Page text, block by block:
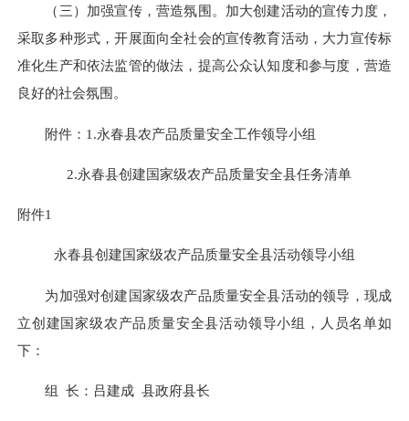
（三）加强宣传，营造氛围。加大创建活动的宣传力度，
采取多种形式，开展面向全社会的宣传教育活动， 大力宣传标
准化生产和依法监管的做法，提高公众认知度和参与度，营造
良好的社会氛围。
附件： 1.永春县农产品质量安全工作领导小组
2.永春县创建国家级农产品质量安全县任务清单
附件1
永春县创建国家级农产品质量安全县活动领导小组
为加强对创建国家级农产品质量安全县活动的领导，现成
立创建国家级农产品质量安全县活动领导小组，人员名单如
下：
组 长： 吕建成 县政府县长